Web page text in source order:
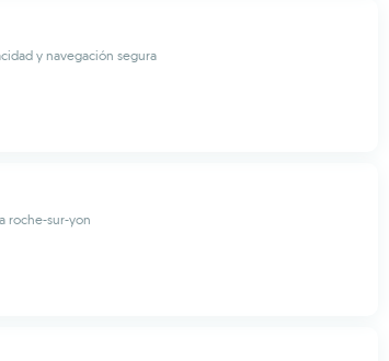
y navegación segura
roche-sur-yon